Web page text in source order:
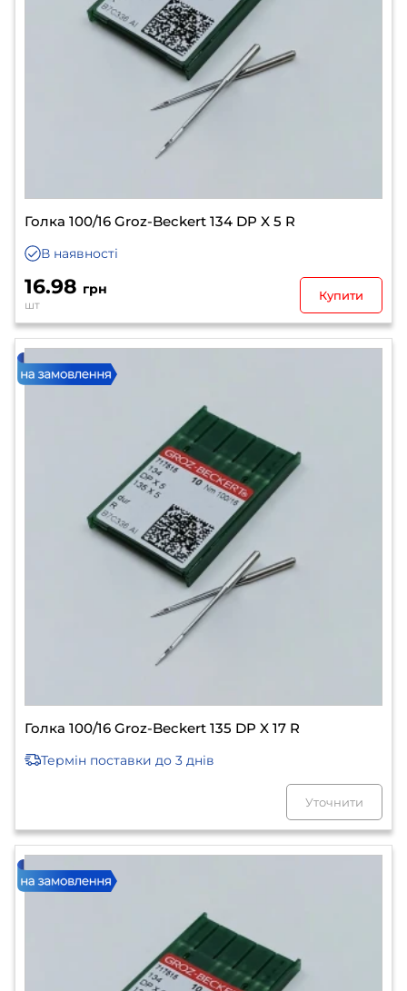
Голка 100/16 Groz-Beckert 134 DP X 5 R
В наявності
16.98 грн
шт
Купити
Голка 100/16 Groz-Beckert 135 DP X 17 R
Термін поставки до 3 днів
Уточнити